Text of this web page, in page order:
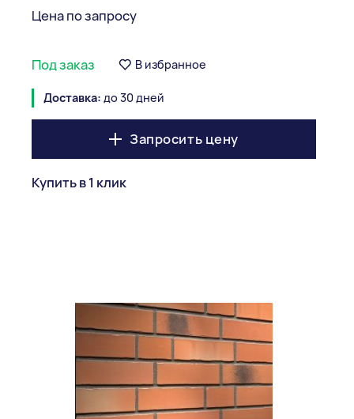
Цена по запросу
Под заказ В избранное
Доставка: до 30 дней
Запросить цену
Купить в 1 клик